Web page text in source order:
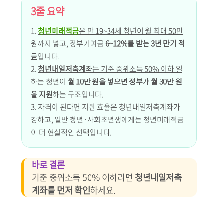
3줄 요약
1.청년미래적금은 만 19~34세 청년이 월 최대 50만
원까지 넣고, 정부기여금6~12%를 받는 3년 만기 적
금입니다.
2. 청년내일저축계좌는 기준 중위소득 50% 이하 일
하는 청년이 월 10만 원을 넣으면 정부가 월 30만 원
을 지원하는 구조입니다.
3. 자격이 된다면 지원 효율은 청년내일저축계좌가
강하고, 일반 청년·사회초년생에게는 청년미래적금
이 더 현실적인 선택입니다.
바로 결론
기준 중위소득 50% 이하라면 청년내일저축
계좌를 먼저 확인하세요.